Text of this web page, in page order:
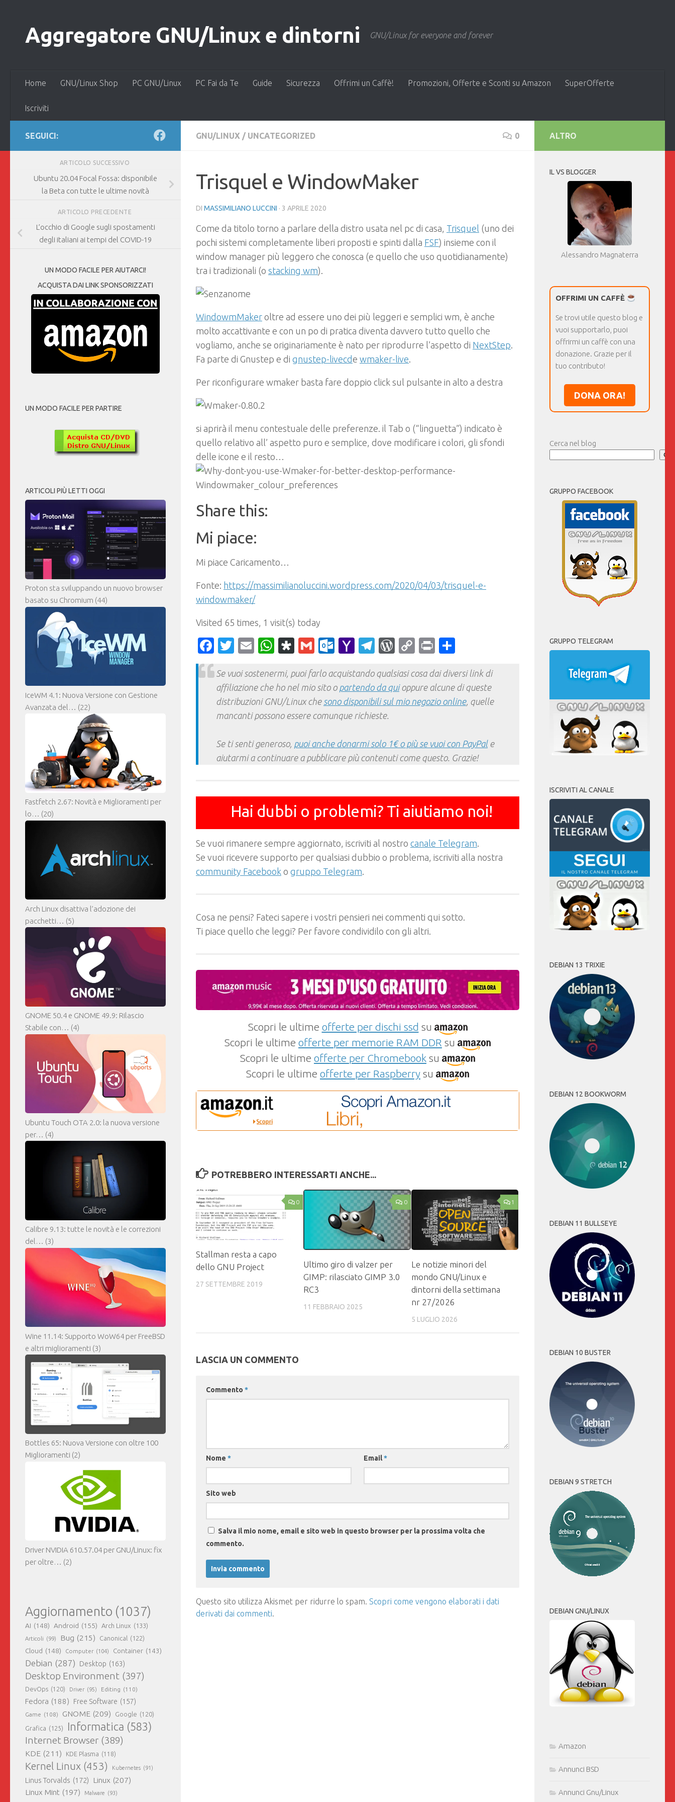
Aggregatore GNU/Linux e dintorni GNU/Linux for everyone and forever
Home GNU/Linux Shop PC GNU/Linux PC Fai da Te Guide Sicurezza Offrimi un Caffè! Promozioni, Offerte e Sconti su Amazon SuperOfferte
Iscriviti
GNU/LINUX / UNCATEGORIZED 0
Trisquel e WindowMaker
DI MASSIMILIANO LUCCINI · 3 APRILE 2020
Come da titolo torno a parlare della distro usata nel pc di casa, Trisquel (uno dei
pochi sistemi completamente liberi proposti e spinti dalla FSF) insieme con il
window manager più leggero che conosca (e quello che uso quotidianamente)
tra i tradizionali (o stacking wm).
WindowmMaker oltre ad essere uno dei più leggeri e semplici wm, è anche
molto accattivante e con un po di pratica diventa davvero tutto quello che
vogliamo, anche se originariamente è nato per riprodurre l’aspetto di NextStep.
Fa parte di Gnustep e di gnustep-livecde wmaker-live.
Per riconfigurare wmaker basta fare doppio click sul pulsante in alto a destra
si aprirà il menu contestuale delle preferenze. il Tab o (“linguetta”) indicato è
quello relativo all’ aspetto puro e semplice, dove modificare i colori, gli sfondi
delle icone e il resto…
Share this:
Mi piace:
Mi piace Caricamento…
Fonte: https://massimilianoluccini.wordpress.com/2020/04/03/trisquel-e-
windowmaker/
Visited 65 times, 1 visit(s) today
Facebook
Twitter
EmailWhatsApp
Diaspora
GmailOutlook.com
YahooTelegram
WordPress
CopyPrint
Se vuoi sostenermi, puoi farlo acquistando qualsiasi cosa dai diversi link di
affiliazione che ho nel mio sito o partendo da quioppure alcune di queste
distribuzioni GNU/Linux che sono disponibili sul mio negozio online, quelle
mancanti possono essere comunque richieste.
Se ti senti generoso, puoi anche donarmi solo 1€ o più se vuoi con PayPale
aiutarmi a continuare a pubblicare più contenuti come questo. Grazie!
Hai dubbi o problemi? Ti aiutiamo noi!
Se vuoi rimanere sempre aggiornato, iscriviti al nostro canale Telegram.
Se vuoi ricevere supporto per qualsiasi dubbio o problema, iscriviti alla nostra
community Facebook o gruppo Telegram.
Cosa ne pensi? Fateci sapere i vostri pensieri nei commenti qui sotto.
Ti piace quello che leggi? Per favore condividilo con gli altri.
Scopri le ultime offerte per dischi ssd su
Scopri le ultime offerte per memorie RAM DDR su
Scopri le ultime offerte per Chromebook su
Scopri le ultime offerte per Raspberry su
POTREBBERO INTERESSARTI ANCHE...
0
Stallman resta a capo
dello GNU Project
27 SETTEMBRE 2019
0
Ultimo giro di valzer per
GIMP: rilasciato GIMP 3.0
RC3
11 FEBBRAIO 2025
1
Le notizie minori del
mondo GNU/Linux e
dintorni della settimana
nr 27/2026
5 LUGLIO 2026
LASCIA UN COMMENTO
Commento *
Nome * Email*
Sito web
Salva il mio nome, email e sito web in questo browser per la prossima volta che
commento.
Questo sito utilizza Akismet per ridurre lo spam. Scopri come vengono elaborati i dati
derivati dai commenti.
SEGUICI:
ARTICOLO SUCCESSIVO
Ubuntu 20.04 Focal Fossa: disponibile
la Beta con tutte le ultime novità
ARTICOLO PRECEDENTE
L’occhio di Google sugli spostamenti
degli italiani ai tempi del COVID-19
UN MODO FACILE PER AIUTARCI!
ACQUISTA DAI LINK SPONSORIZZATI
UN MODO FACILE PER PARTIRE
ARTICOLI PIÙ LETTI OGGI
Proton sta sviluppando un nuovo browser
basato su Chromium (44)
IceWM 4.1: Nuova Versione con Gestione
Avanzata del… (22)
Fastfetch 2.67: Novità e Miglioramenti per
lo… (20)
Arch Linux disattiva l’adozione dei
pacchetti… (5)
GNOME 50.4 e GNOME 49.9: Rilascio
Stabile con… (4)
Ubuntu Touch OTA 2.0: la nuova versione
per… (4)
Calibre 9.13: tutte le novità e le correzioni
del… (3)
Wine 11.14: Supporto WoW64 per FreeBSD
e altri miglioramenti (3)
Bottles 65: Nuova Versione con oltre 100
Miglioramenti (2)
Driver NVIDIA 610.57.04 per GNU/Linux: fix
per oltre… (2)
Aggiornamento (1037)
AI (148) Android (155) Arch Linux (133)
Articoli (99) Bug (215) Canonical (122)
Cloud (148) Computer (104) Container (143)
Debian (287) Desktop (163)
Desktop Environment (397)
DevOps (120) Driver (95) Editing (110)
Fedora (188) Free Software (157)
Game (108) GNOME (209) Google (120)
Grafica (125) Informatica (583)
Internet Browser (389)
KDE (211) KDE Plasma (118)
Kernel Linux (453) Kubernetes (91)
Linus Torvalds (172) Linux (207)
Linux Mint (197) Malware (93)
ALTRO
IL VS BLOGGER
Alessandro Magnaterra
OFFRIMI UN CAFFÈ
Se trovi utile questo blog e
vuoi supportarlo, puoi
offrirmi un caffè con una
donazione. Grazie per il
tuo contributo!
DONA ORA!
Cerca nel blog
GRUPPO FACEBOOK
GRUPPO TELEGRAM
ISCRIVITI AL CANALE
DEBIAN 13 TRIXIE
DEBIAN 12 BOOKWORM
DEBIAN 11 BULLSEYE
DEBIAN 10 BUSTER
DEBIAN 9 STRETCH
DEBIAN GNU/LINUX
Amazon
Annunci BSD
Annunci Gnu/Linux